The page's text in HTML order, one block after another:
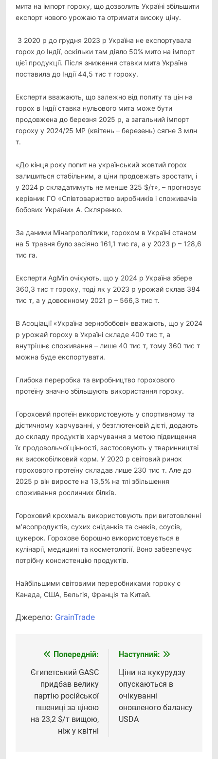
мита на імпорт гороху, що дозволить Україні збільшити
експорт нового урожаю та отримати високу ціну.
З 2020 р до грудня 2023 р Україна не експортувала
горох до Індії, оскільки там діяло 50% мито на імпорт
цієї продукції. Після зниження ставки мита Україна
поставила до Індії 44,5 тис т гороху.
Експерти вважають, що залежно від попиту та цін на
горох в Індії ставка нульового мита може бути
продовжена до березня 2025 р, а загальний імпорт
гороху у 2024/25 МР (квітень – березень) сягне 3 млн
т.
«До кінця року попит на український жовтий горох
залишиться стабільним, а ціни продовжать зростати, і
у 2024 р складатимуть не менше 325 $/т», – прогнозує
керівник ГО «Співтовариство виробників і споживачів
бобових України» А. Скляренко.
За даними Мінагрополітики, горохом в Україні станом
на 5 травня було засіяно 161,1 тис га, а у 2023 р – 128,6
тис га.
Експерти AgMin очікують, що у 2024 р Україна збере
360,3 тис т гороху, тоді як у 2023 р урожай склав 384
тис т, а у довоєнному 2021 р – 566,3 тис т.
В Асоціації «Україна зернобобові» вважають, що у 2024
р урожай гороху в Україні складе 400 тис т, а
внутрішнє споживання – лише 40 тис т, тому 360 тис т
можна буде експортувати.
Глибока переробка та виробництво горохового
протеїну значно збільшують використання гороху.
Гороховий протеїн використовують у спортивному та
дієтичному харчуванні, у безглютеновій дієті, додають
до складу продуктів харчування з метою підвищення
їх продовольчої цінності, застосовують у тваринництві
як високобілковий корм. У 2020 р світовий ринок
горохового протеїну складав лише 230 тис т. Але до
2025 р він виросте на 13,5% на тлі збільшення
споживання рослинних білків.
Гороховий крохмаль використовують при виготовленні
м’ясопродуктів, сухих сніданків та снеків, соусів,
цукерок. Горохове борошно використовується в
кулінарії, медицині та косметології. Воно забезпечує
потрібну консистенцію продуктів.
Найбільшими світовими переробниками гороху є
Канада, США, Бельгія, Франція та Китай.
Джерело: GrainTrade
Навігація
записів
Попередній:
Єгипетський GASC
придбав велику
партію російської
пшениці за ціною
на 23,2 $/т вищою,
ніж у квітні
Наступний:
Ціни на кукурудзу
опускаються в
очікуванні
оновленого балансу
USDA